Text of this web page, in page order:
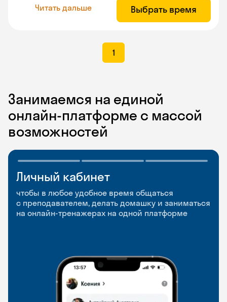
Читать дальше Выбрать время
1
Занимаемся на единой
онлайн-платформе с массой
возможностей
Личный кабинет
чтобы в любое удобное время общаться
с преподавателем, делать домашку и заниматься
на онлайн-тренажерах на одной платформе
Мобильное
приложение
чтобы заниматься и изучать новые слова где
и когда удобно
Разговорные клубы
и Talks
Групповые занятия для разговорной практики
и индивидуальные встречи с преподавателями